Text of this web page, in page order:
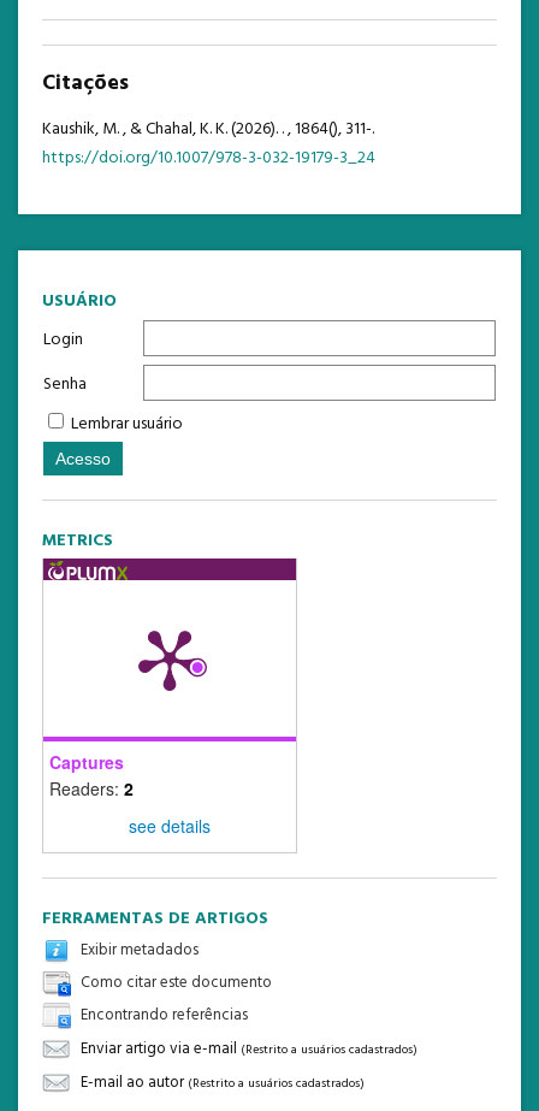
USUÁRIO
Login
Senha
Lembrar usuário
METRICS
Captures
Readers: 2
see details
FERRAMENTAS DE ARTIGOS
Exibir metadados
Como citar este documento
Encontrando referências
Enviar artigo via e-mail (Restrito a usuários cadastrados)
E-mail ao autor (Restrito a usuários cadastrados)
Citações
Kaushik, M. , & Chahal, K. K. (2026). ., 1864(), 311-.
https://doi.org/10.1007/978-3-032-19179-3_24